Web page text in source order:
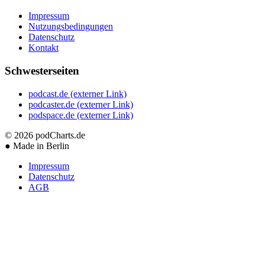
Impressum
Nutzungsbedingungen
Datenschutz
Kontakt
Schwesterseiten
podcast.de (externer Link)
podcaster.de (externer Link)
podspace.de (externer Link)
© 2026 podCharts.de
● Made in Berlin
Impressum
Datenschutz
AGB